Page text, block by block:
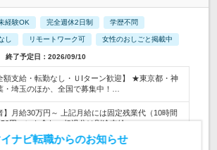
経験OK 完全週休2日制 学歴不問
し リモートワーク可 女性のおしごと掲載中
終了予定日：2026/09/10
額支給・転勤なし・ＵIターン歓迎】 ★東京都・神
・埼玉のほか、全国で募集中！…
】月給30万円～ 上記月給には固定残業代（10時間
円～）を含む。超過分は別途支給…
収： 360～1,000万円
ナビ転職からのお知らせ